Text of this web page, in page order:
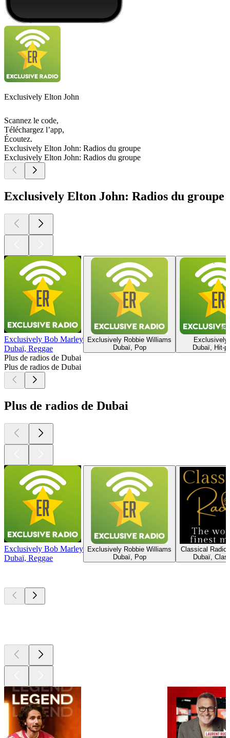
Exclusively Elton John
Scannez le code,
Téléchargez l’app,
Écoutez.
Exclusively Elton John: Radios du groupe
Exclusively Elton John: Radios du groupe
Exclusively Elton John: Radios du groupe
Exclusively Bob Marley
Dubaï, Reggae
Exclusively Robbie Williams
Dubaï, Pop
Exclusively
Dubaï, Hit-
Plus de radios de Dubai
Plus de radios de Dubai
Plus de radios de Dubai
Exclusively Bob Marley
Dubaï, Reggae
Exclusively Robbie Williams
Dubaï, Pop
Classical Radio
Dubaï,